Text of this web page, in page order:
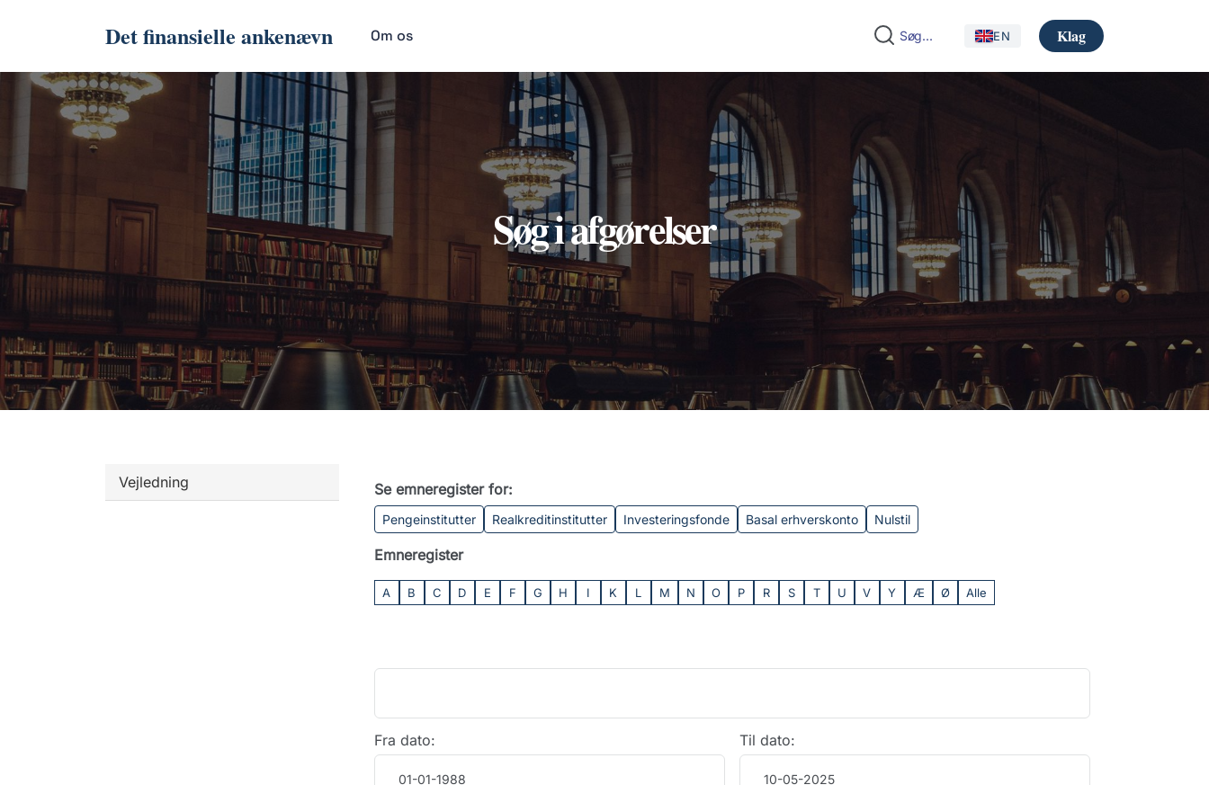
Det finansielle ankenævn Om os EN Klag
Søg i afgørelser
Vejledning Se emneregister for:
Pengeinstitutter Realkreditinstitutter Investeringsfonde Basal erhverskonto Nulstil
Emneregister
A B C D E F G H I K L M N O P R S T U V Y Æ Ø Alle
Fra dato: Til dato: